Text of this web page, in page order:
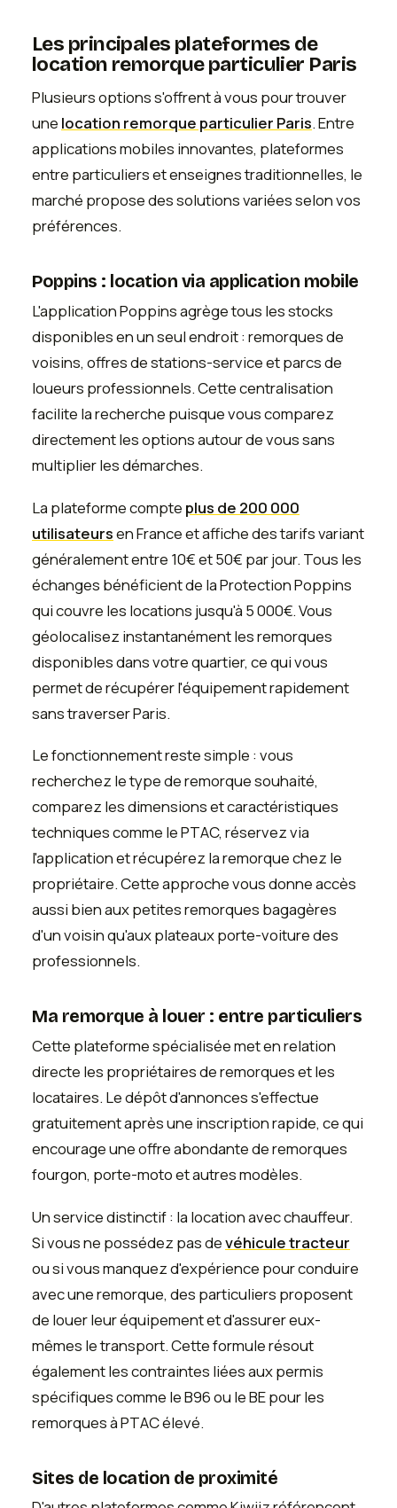
Les principales plateformes de
location remorque particulier Paris
Plusieurs options s'offrent à vous pour trouver
une location remorque particulier Paris. Entre
applications mobiles innovantes, plateformes
entre particuliers et enseignes traditionnelles, le
marché propose des solutions variées selon vos
préférences.
Poppins : location via application mobile
L'application Poppins agrège tous les stocks
disponibles en un seul endroit : remorques de
voisins, offres de stations-service et parcs de
loueurs professionnels. Cette centralisation
facilite la recherche puisque vous comparez
directement les options autour de vous sans
multiplier les démarches.
La plateforme compte plus de 200 000
utilisateursen France et affiche des tarifs variant
généralement entre 10€ et 50€ par jour. Tous les
échanges bénéficient de la Protection Poppins
qui couvre les locations jusqu'à 5 000€. Vous
géolocalisez instantanément les remorques
disponibles dans votre quartier, ce qui vous
permet de récupérer l'équipement rapidement
sans traverser Paris.
Le fonctionnement reste simple : vous
recherchez le type de remorque souhaité,
comparez les dimensions et caractéristiques
techniques comme le PTAC, réservez via
l'application et récupérez la remorque chez le
propriétaire. Cette approche vous donne accès
aussi bien aux petites remorques bagagères
d'un voisin qu'aux plateaux porte-voiture des
professionnels.
Ma remorque à louer : entre particuliers
Cette plateforme spécialisée met en relation
directe les propriétaires de remorques et les
locataires. Le dépôt d'annonces s'effectue
gratuitement après une inscription rapide, ce qui
encourage une offre abondante de remorques
fourgon, porte-moto et autres modèles.
Un service distinctif : la location avec chauffeur.
Si vous ne possédez pas devéhicule tracteur
ou si vous manquez d'expérience pour conduire
avec une remorque, des particuliers proposent
de louer leur équipement et d'assurer eux-
mêmes le transport. Cette formule résout
également les contraintes liées aux permis
spécifiques comme le B96 ou le BE pour les
remorques à PTAC élevé.
Sites de location de proximité